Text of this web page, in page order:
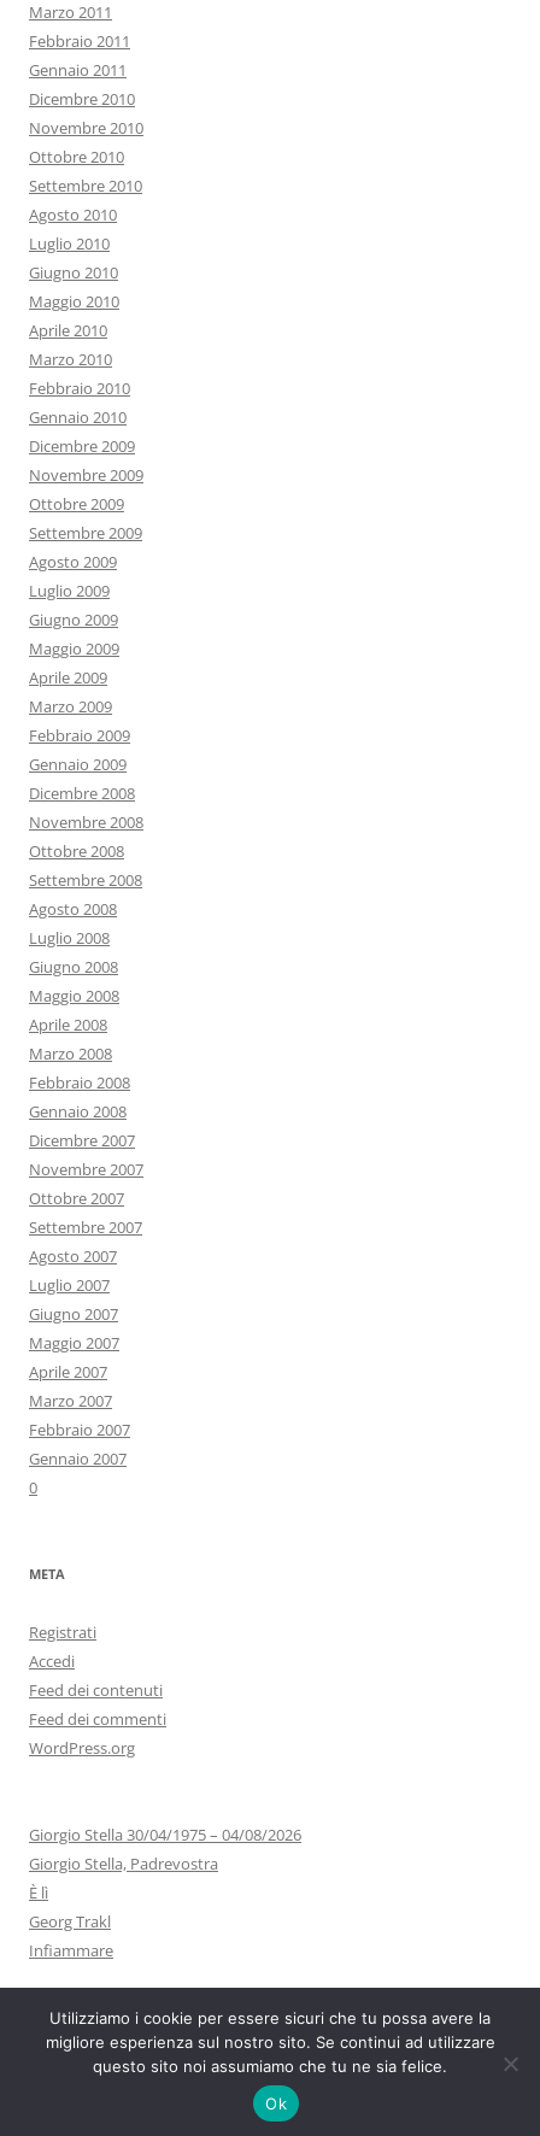
Marzo 2011
Febbraio 2011
Gennaio 2011
Dicembre 2010
Novembre 2010
Ottobre 2010
Settembre 2010
Agosto 2010
Luglio 2010
Giugno 2010
Maggio 2010
Aprile 2010
Marzo 2010
Febbraio 2010
Gennaio 2010
Dicembre 2009
Novembre 2009
Ottobre 2009
Settembre 2009
Agosto 2009
Luglio 2009
Giugno 2009
Maggio 2009
Aprile 2009
Marzo 2009
Febbraio 2009
Gennaio 2009
Dicembre 2008
Novembre 2008
Ottobre 2008
Settembre 2008
Agosto 2008
Luglio 2008
Giugno 2008
Maggio 2008
Aprile 2008
Marzo 2008
Febbraio 2008
Gennaio 2008
Dicembre 2007
Novembre 2007
Ottobre 2007
Settembre 2007
Agosto 2007
Luglio 2007
Giugno 2007
Maggio 2007
Aprile 2007
Marzo 2007
Febbraio 2007
Gennaio 2007
0
META
Registrati
Accedi
Feed dei contenuti
Feed dei commenti
WordPress.org
Giorgio Stella 30/04/1975 – 04/08/2026
Giorgio Stella, Padrevostra
È lì
Georg Trakl
Infiammare
Utilizziamo i cookie per essere sicuri che tu possa avere la
migliore esperienza sul nostro sito. Se continui ad utilizzare
questo sito noi assumiamo che tu ne sia felice.
Ok